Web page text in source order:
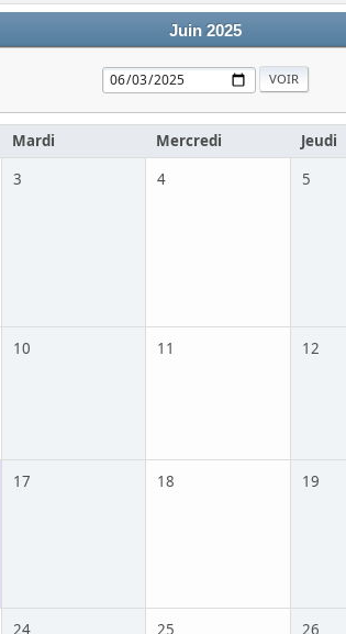
Juin 2025
Mardi Mercredi Jeudi
3 4 5
10 11 12
17 18 19
24 25 26